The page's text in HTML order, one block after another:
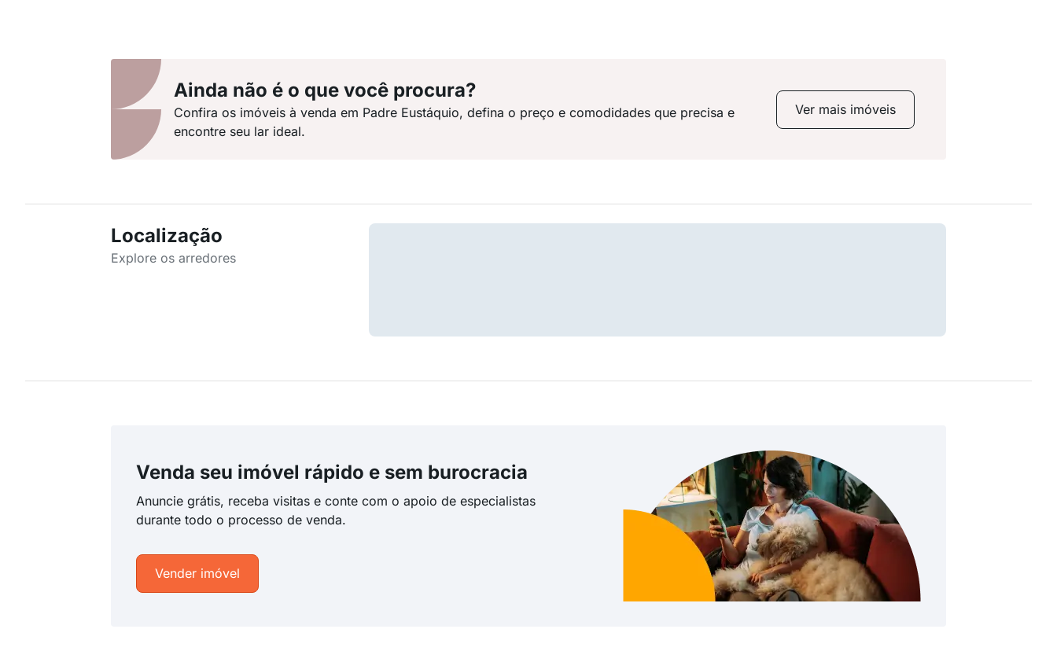
Ainda não é o que você procura?
Confira os imóveis à venda em Padre Eustáquio, defina o preço e comodidades que precisa e
encontre seu lar ideal.
Ver mais imóveis
Localização
Explore os arredores
Venda seu imóvel rápido e sem burocracia
Anuncie grátis, receba visitas e conte com o apoio de especialistas
durante todo o processo de venda.
Vender imóvel